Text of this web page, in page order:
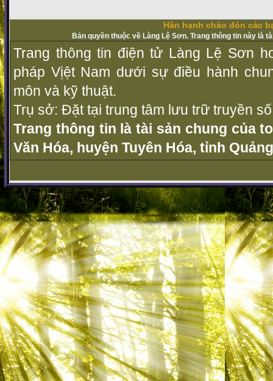
Hân hạnh chào đón các
Bản quyền thuộc về Làng Lệ Sơn. Trang thông tin này là
Trang thông tin điện tử Làng Lệ Sơn
pháp Vịệt Nam dưới sự điều hành
môn và kỹ thuật.
Trụ sở: Đặt tại trung tâm lưu trữ truyền
Trang thông tin là tài sản chung của
Văn Hóa, huyện Tuyên Hóa, tỉnh